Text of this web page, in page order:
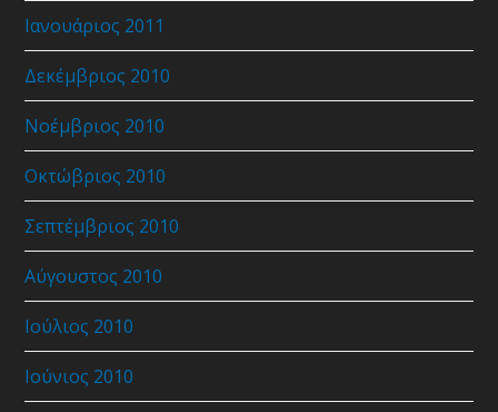
Ιανουάριος 2011
Δεκέμβριος 2010
Νοέμβριος 2010
Οκτώβριος 2010
Σεπτέμβριος 2010
Αύγουστος 2010
Ιούλιος 2010
Ιούνιος 2010